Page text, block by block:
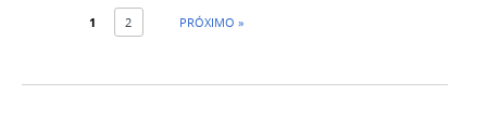
1 2 PRÓXIMO »